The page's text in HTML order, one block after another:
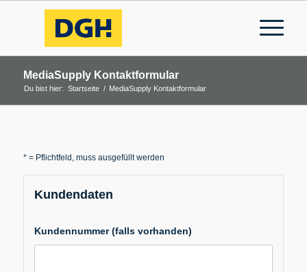
MediaSupply Kontaktformular
Du bist hier: Startseite / MediaSupply Kontaktformular
* = Pflichtfeld, muss ausgefüllt werden
Kundendaten
Kundennummer (falls vorhanden)